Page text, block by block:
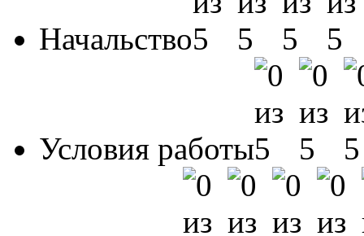
Начальство
Условия работы